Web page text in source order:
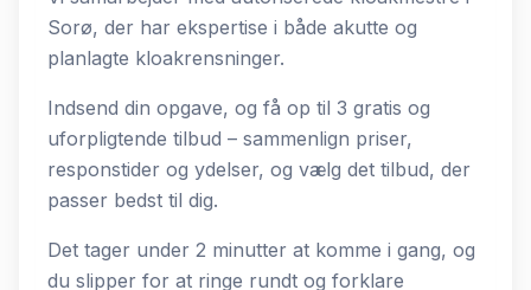
Sorø, der har ekspertise i både akutte og
planlagte kloakrensninger.
Indsend din opgave, og få op til 3 gratis og
uforpligtende tilbud – sammenlign priser,
responstider og ydelser, og vælg det tilbud, der
passer bedst til dig.
Det tager under 2 minutter at komme i gang, og
du slipper for at ringe rundt og forklare